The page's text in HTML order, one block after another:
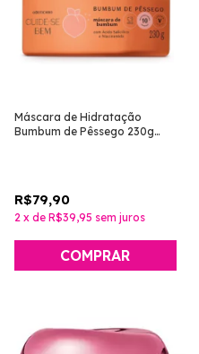
Máscara de Hidratação
Bumbum de Pêssego 230g
R$79,90
2 x de R$39,95 sem juros